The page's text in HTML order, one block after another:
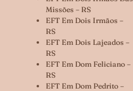
Missões – RS
EFT Em Dois Irmãos –
RS
EFT Em Dois Lajeados –
RS
EFT Em Dom Feliciano –
RS
EFT Em Dom Pedrito –